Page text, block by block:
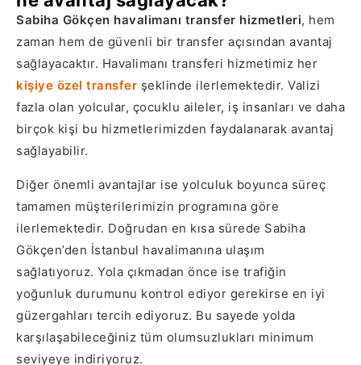
Sabiha Gökçen havalimanı transfer hizmetleri, hem
zaman hem de güvenli bir transfer açısından avantaj
sağlayacaktır. Havalimanı transferi hizmetimiz her
kişiye özel transfer şeklinde ilerlemektedir. Valizi
fazla olan yolcular, çocuklu aileler, iş insanları ve daha
birçok kişi bu hizmetlerimizden faydalanarak avantaj
sağlayabilir.
Diğer önemli avantajlar ise yolculuk boyunca süreç
tamamen müşterilerimizin programına göre
ilerlemektedir. Doğrudan en kısa sürede Sabiha
Gökçen’den İstanbul havalimanına ulaşım
sağlatıyoruz. Yola çıkmadan önce ise trafiğin
yoğunluk durumunu kontrol ediyor gerekirse en iyi
güzergahları tercih ediyoruz. Bu sayede yolda
karşılaşabileceğiniz tüm olumsuzlukları minimum
seviyeye indiriyoruz.